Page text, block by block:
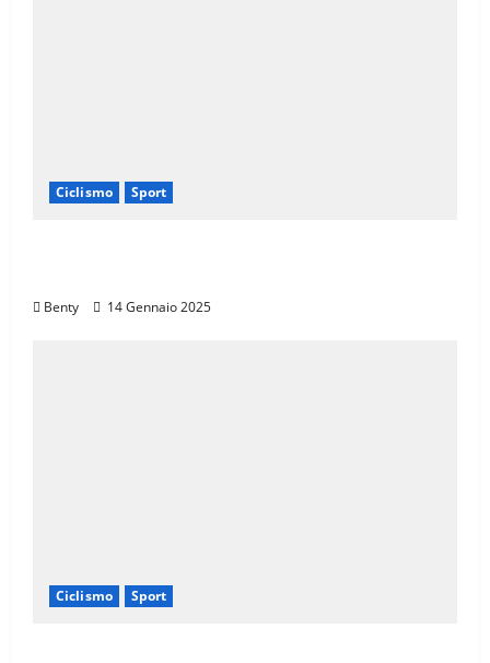
Ciclismo Sport
Benty 14 Gennaio 2025
Ciclismo Sport